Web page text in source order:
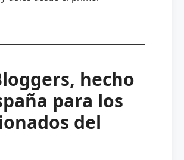
hecho
para los
del